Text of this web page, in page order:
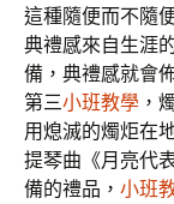
這種隨便而不隨
典禮感來自生涯
備，典禮感就會
第三小班教學 ，
用熄滅的燭炬在
提琴曲《月亮代
備的禮品， 小班